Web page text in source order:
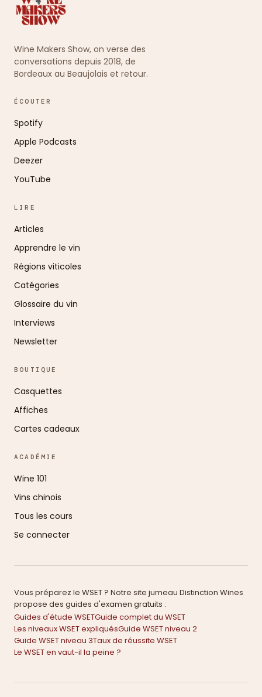
Wine Makers Show, on verse des
conversations depuis 2018, de
Bordeaux au Beaujolais et retour.
ÉCOUTER
Spotify
Apple Podcasts
Deezer
YouTube
LIRE
Articles
Apprendre le vin
Régions viticoles
Catégories
Glossaire du vin
Interviews
Newsletter
BOUTIQUE
Casquettes
Affiches
Cartes cadeaux
ACADÉMIE
Wine 101
Vins chinois
Tous les cours
Se connecter
Vous préparez le WSET ? Notre site jumeau Distinction Wines
propose des guides d'examen gratuits :
Guides d'étude WSETGuide complet du WSET
Les niveaux WSET expliquésGuide WSET niveau 2
Guide WSET niveau 3Taux de réussite WSET
Le WSET en vaut-il la peine ?